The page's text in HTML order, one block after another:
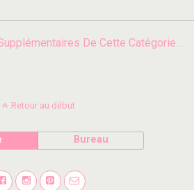
De Cette Catégorie…
Retour au début
Bureau